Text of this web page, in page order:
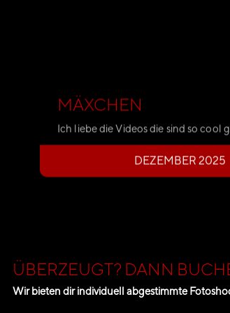
MÄXCHEN
Ich liebe die Videos die sind so cool
DEZEMBER 2025
ÜBERZEUGT? DANN
Wir bieten dir individuell abgestimmte